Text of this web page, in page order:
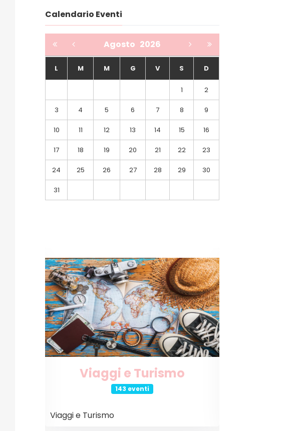
Calendario Eventi
Agosto 2026
L M M G V S D
1 2
3 4 5 6 7 8 9
10 11 12 13 14 15 16
17 18 19 20 21 22 23
24 25 26 27 28 29 30
31
Internet e Tecnologia
26 eventi
Internet e Tecnologia